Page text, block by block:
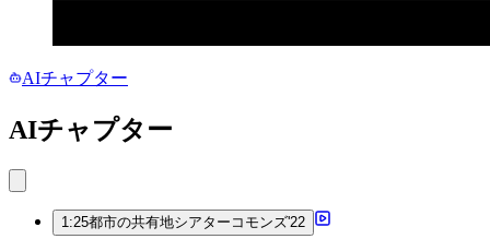
AIチャプター
AIチャプター
1:25都市の共有地シアターコモンズ'22